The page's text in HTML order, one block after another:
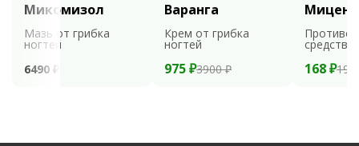
Микомизол
Мазь от грибка
ногтей
6490 ₽
Варанга
Крем от грибка
ногтей
975 ₽3900 ₽
средство
168 ₽